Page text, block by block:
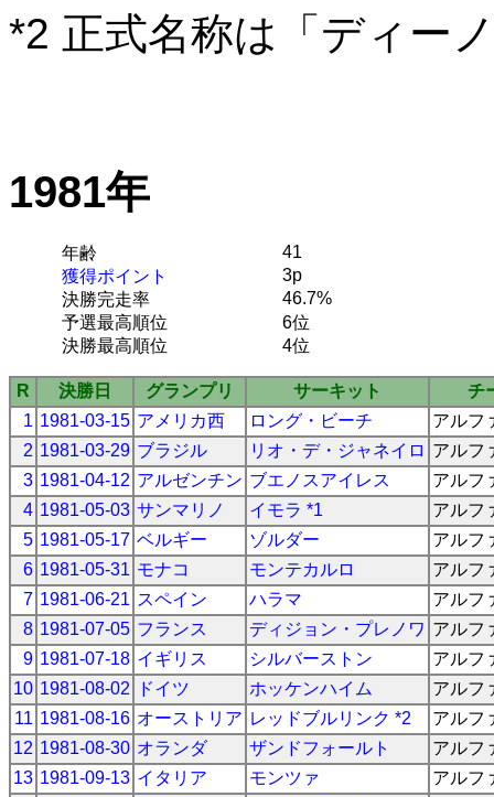
*2 正式名称は「ディー
1981年
年齢
41
獲得ポイント
3p
決勝完走率
46.7%
予選最高順位
6位
決勝最高順位
4位
R 決勝日 グランプリ サーキット
チ
1 1981-03-15 アメリカ西 ロング・ビーチ
アルフ
2 1981-03-29 ブラジル リオ・デ・ジャネイロ アルフ
3 1981-04-12 アルゼンチン ブエノスアイレス
アルフ
4 1981-05-03 サンマリノ イモラ *1
アルフ
5 1981-05-17 ベルギー ゾルダー
アルフ
6 1981-05-31 モナコ モンテカルロ
アルフ
7 1981-06-21 スペイン ハラマ
アルフ
8 1981-07-05 フランス ディジョン・プレノワ アルフ
9 1981-07-18 イギリス シルバーストン
アルフ
10 1981-08-02 ドイツ ホッケンハイム
アルフ
11 1981-08-16 オーストリア レッドブルリンク *2
アルフ
12 1981-08-30 オランダ ザンドフォールト
アルフ
13 1981-09-13 イタリア モンツァ
アルフ